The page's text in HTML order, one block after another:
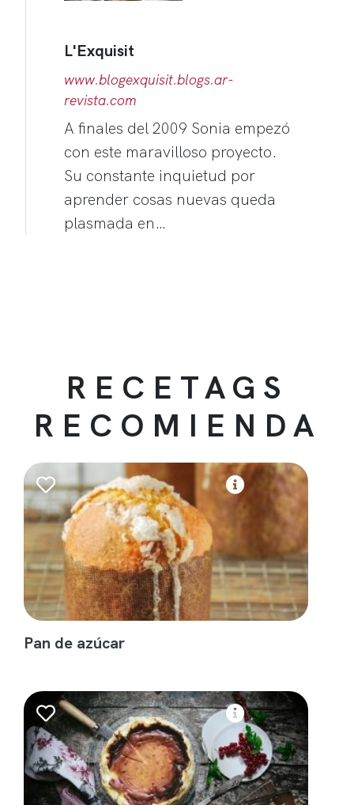
L'Exquisit
www.blogexquisit.blogs.ar-
revista.com
A finales del 2009 Sonia empezó
con este maravilloso proyecto.
Su constante inquietud por
aprender cosas nuevas queda
plasmada en…
RECETAGS
RECOMIENDA
Pan de azúcar